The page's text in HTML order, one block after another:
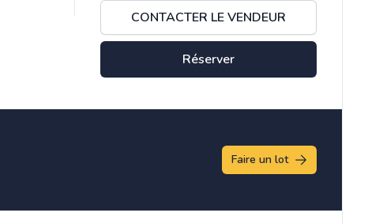
CONTACTER LE VENDEUR
Réserver
Faire un lot